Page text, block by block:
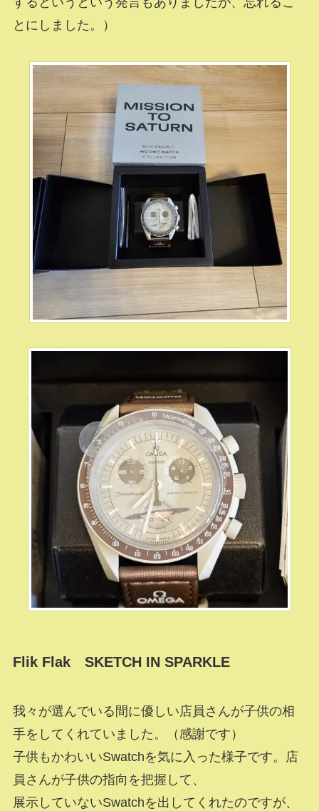
とにしました。）
Flik Flak SKETCH IN SPARKLE
我々が選んでいる間に優しい店員さんが子供の相
手をしてくれていました。（感謝です）
子供もかわいいSwatchを気に入った様子です。店
員さんが子供の指向を把握して、
展示していないSwatchを出してくれたのですが、